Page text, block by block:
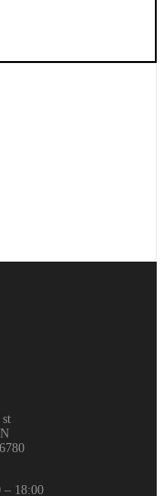
– 18:00